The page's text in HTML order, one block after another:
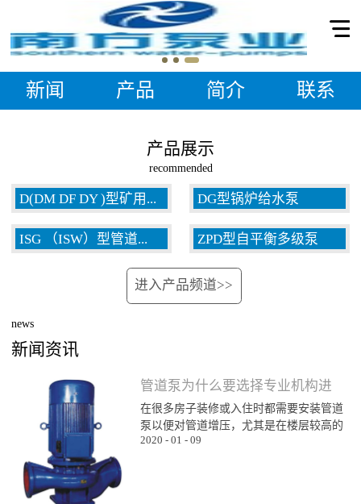
新闻 产品 简介 联系
产品展示
recommended
D(DM DF DY )型矿用... DG型锅炉给水泵
ISG （ISW）型管道... ZPD型自平衡多级泵
进入产品频道>>
news
新闻资讯
管道泵为什么要选择专业机构进
行购买
在很多房子装修或入住时都需要安装管道
泵以便对管道增压，尤其是在楼层较高的
楼层为了能顺利用水更对管道增压安装专
2020 - 01 - 09